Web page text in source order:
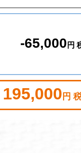
-65,000 円
195,000 円